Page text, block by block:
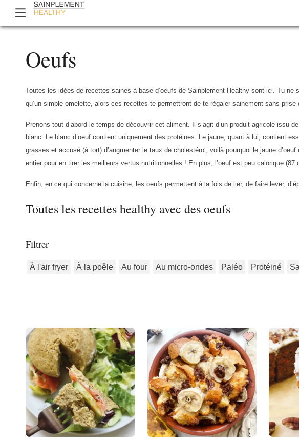
Oeufs
Toutes les idées de recettes saines à base d’oeufs de Sainplement Healthy sont ici. Tu
qu’un simple omelette, alors ces recettes te permettront de te régaler sainement sans prise
Prenons tout d’abord le temps de découvrir cet aliment. Il s’agit d’un produit agricole issu
blanc. Le blanc d’oeuf contient uniquement des protéines. Le jaune, quant à lui, contient
grasses et accusé (à tort) d’augmenter le taux de cholestérol, voilà pourquoi le jaune
entier pour en tirer les meilleurs vertus nutritionnelles ! En plus, l’oeuf est peu calorique
Enfin, en ce qui concerne la cuisine, les oeufs permettent à la fois de lier, de faire lever,
Toutes les recettes healthy avec des oeufs
Filtrer
À l'air fryer À la poêle Au four Au micro-ondes Paléo Protéiné